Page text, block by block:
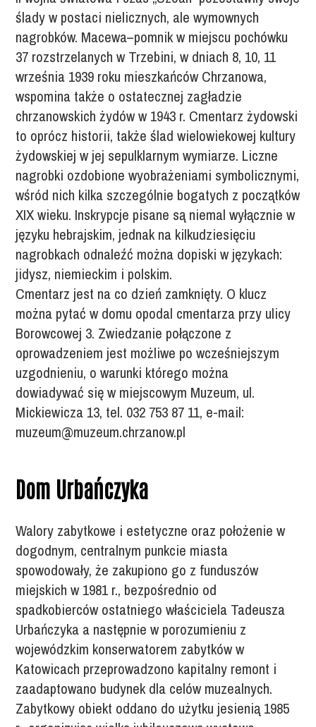
ślady w postaci nielicznych, ale wymownych
nagrobków. Macewa–pomnik w miejscu pochówku
37 rozstrzelanych w Trzebini, w dniach 8, 10, 11
września 1939 roku mieszkańców Chrzanowa,
wspomina także o ostatecznej zagładzie
chrzanowskich żydów w 1943 r. Cmentarz żydowski
to oprócz historii, także ślad wielowiekowej kultury
żydowskiej w jej sepulklarnym wymiarze. Liczne
nagrobki ozdobione wyobrażeniami symbolicznymi,
wśród nich kilka szczególnie bogatych z początków
XIX wieku. Inskrypcje pisane są niemal wyłącznie w
języku hebrajskim, jednak na kilkudziesięciu
nagrobkach odnaleźć można dopiski w językach:
jidysz, niemieckim i polskim.
Cmentarz jest na co dzień zamknięty. O klucz
można pytać w domu opodal cmentarza przy ulicy
Borowcowej 3. Zwiedzanie połączone z
oprowadzeniem jest możliwe po wcześniejszym
uzgodnieniu, o warunki którego można
dowiadywać się w miejscowym Muzeum, ul.
Mickiewicza 13, tel. 032 753 87 11, e-mail:
muzeum@muzeum.chrzanow.pl
Dom Urbańczyka
Walory zabytkowe i estetyczne oraz położenie w
dogodnym, centralnym punkcie miasta
spowodowały, że zakupiono go z funduszów
miejskich w 1981 r., bezpośrednio od
spadkobierców ostatniego właściciela Tadeusza
Urbańczyka a następnie w porozumieniu z
wojewódzkim konserwatorem zabytków w
Katowicach przeprowadzono kapitalny remont i
zaadaptowano budynek dla celów muzealnych.
Zabytkowy obiekt oddano do użytku jesienią 1985